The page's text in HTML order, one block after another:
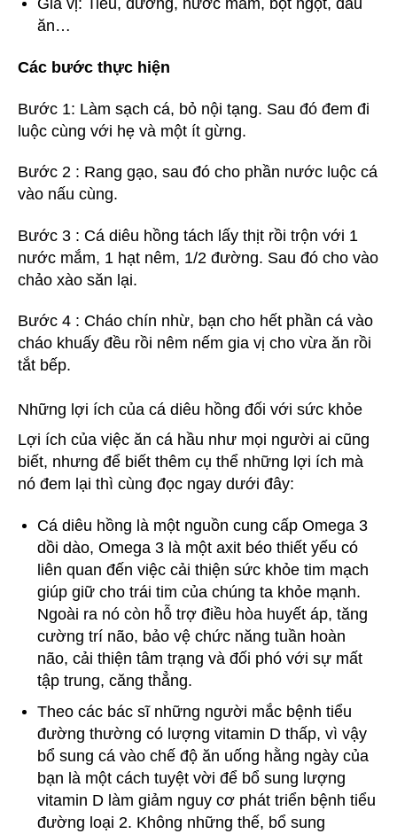
Gia vị: Tiêu, đường, nước mắm, bột ngọt, dầu
ăn…
Các bước thực hiện
Bước 1: Làm sạch cá, bỏ nội tạng. Sau đó đem đi
luộc cùng với hẹ và một ít gừng.
Bước 2 : Rang gạo, sau đó cho phần nước luộc cá
vào nấu cùng.
Bước 3 : Cá diêu hồng tách lấy thịt rồi trộn với 1
nước mắm, 1 hạt nêm, 1/2 đường. Sau đó cho vào
chảo xào săn lại.
Bước 4 : Cháo chín nhừ, bạn cho hết phần cá vào
cháo khuấy đều rồi nêm nếm gia vị cho vừa ăn rồi
tắt bếp.
Những lợi ích của cá diêu hồng đối với sức khỏe
Lợi ích của việc ăn cá hầu như mọi người ai cũng
biết, nhưng để biết thêm cụ thể những lợi ích mà
nó đem lại thì cùng đọc ngay dưới đây:
Cá diêu hồng là một nguồn cung cấp Omega 3
dồi dào, Omega 3 là một axit béo thiết yếu có
liên quan đến việc cải thiện sức khỏe tim mạch
giúp giữ cho trái tim của chúng ta khỏe mạnh.
Ngoài ra nó còn hỗ trợ điều hòa huyết áp, tăng
cường trí não, bảo vệ chức năng tuần hoàn
não, cải thiện tâm trạng và đối phó với sự mất
tập trung, căng thẳng.
Theo các bác sĩ những người mắc bệnh tiểu
đường thường có lượng vitamin D thấp, vì vậy
bổ sung cá vào chế độ ăn uống hằng ngày của
bạn là một cách tuyệt vời để bổ sung lượng
vitamin D làm giảm nguy cơ phát triển bệnh tiểu
đường loại 2. Không những thế, bổ sung